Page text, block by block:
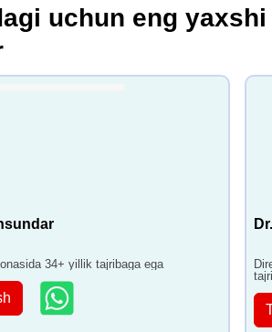
uchun eng yaxshi
34+ yillik tajribaga ega